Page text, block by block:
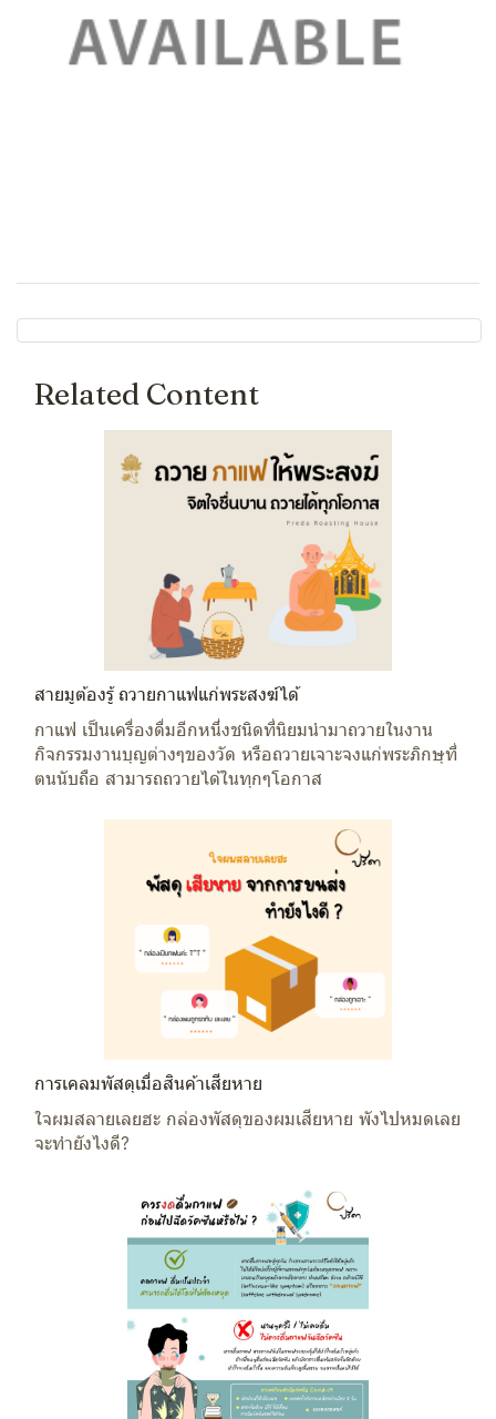
Related Content
สายมูต้องรู้ ถวายกาแฟแก่พระสงฆ์ได้
กาแฟ เป็นเครื่องดื่มอีกหนึ่งชนิดที่นิยมนำมาถวายในงาน
กิจกรรมงานบุญต่างๆของวัด หรือถวายเจาะจงแก่พระภิกษุที่
ตนนับถือ สามารถถวายได้ในทุกๆโอกาส
การเคลมพัสดุเมื่อสินค้าเสียหาย
ใจผมสลายเลยฮะ กล่องพัสดุของผมเสียหาย พังไปหมดเลย
จะทำยังไงดี?